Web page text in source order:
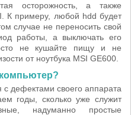
осторожность, а также
К примеру, любой hdd будет
случае не переносить свой
работы, а выключать его
не кушайте пищу и не
от ноутбука MSI GE600.
с дефектами своего аппарата
годы, сколько уже служит
надуманно простые